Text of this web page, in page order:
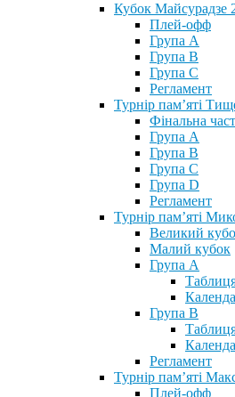
Кубок Майсурадзе
Плей-офф
Група А
Група В
Група С
Регламент
Турнір пам’яті
Фінальна
Група А
Група В
Група С
Група D
Регламент
Турнір пам’яті
Великий
Малий кубок
Група А
Група В
Регламент
Турнір пам’яті
Плей-офф